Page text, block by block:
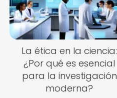
La ética en la ciencia:
¿Por qué es esencial
para la investigación
moderna?